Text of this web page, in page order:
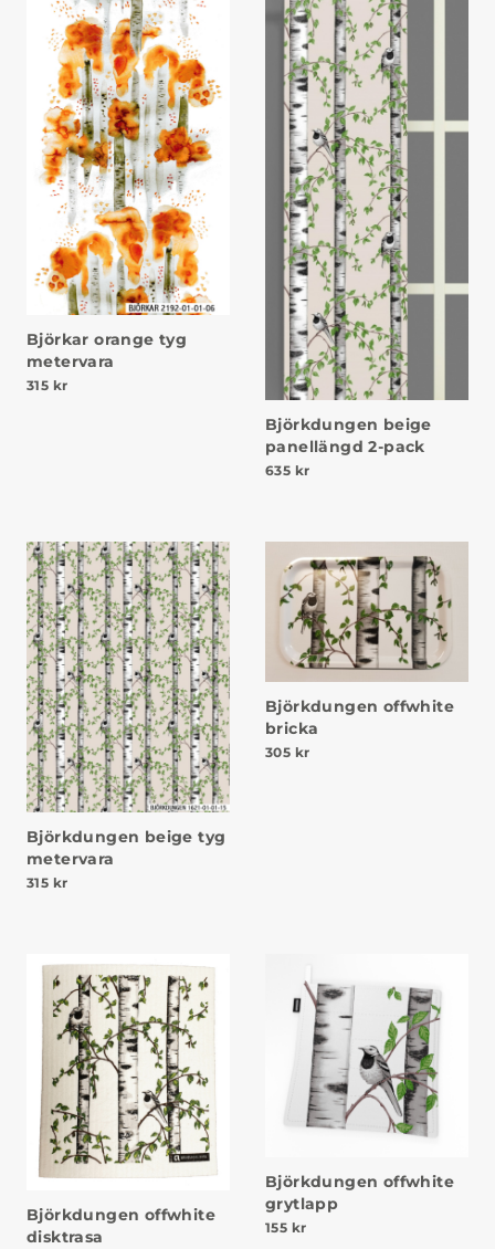
Björkar orange tyg
metervara
315 kr
Björkdungen beige
panellängd 2-pack
635 kr
Björkdungen beige tyg
metervara
315 kr
Björkdungen offwhite
bricka
305 kr
Björkdungen offwhite
disktrasa
Björkdungen offwhite
grytlapp
155 kr